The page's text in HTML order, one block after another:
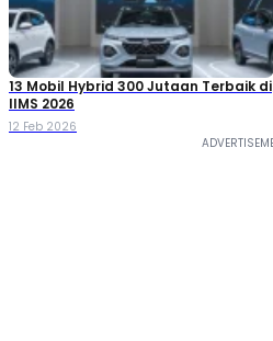
13 Mobil Hybrid 300 Jutaan Terbaik di
IIMS 2026
12 Feb 2026